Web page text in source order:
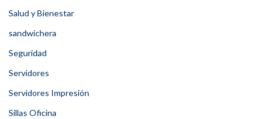
Salud y Bienestar
sandwichera
Seguridad
Servidores
Servidores Impresión
Sillas Oficina